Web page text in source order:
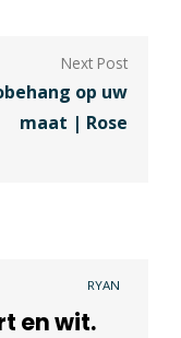
op uw
maat | Rose
RYAN
en wit.